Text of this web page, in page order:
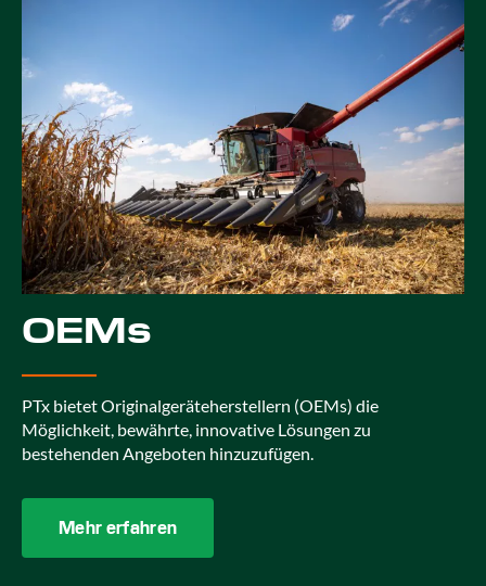
OEMs
PTx bietet Originalgeräteherstellern (OEMs) die
Möglichkeit, bewährte, innovative Lösungen zu
bestehenden Angeboten hinzuzufügen.
Mehr erfahren